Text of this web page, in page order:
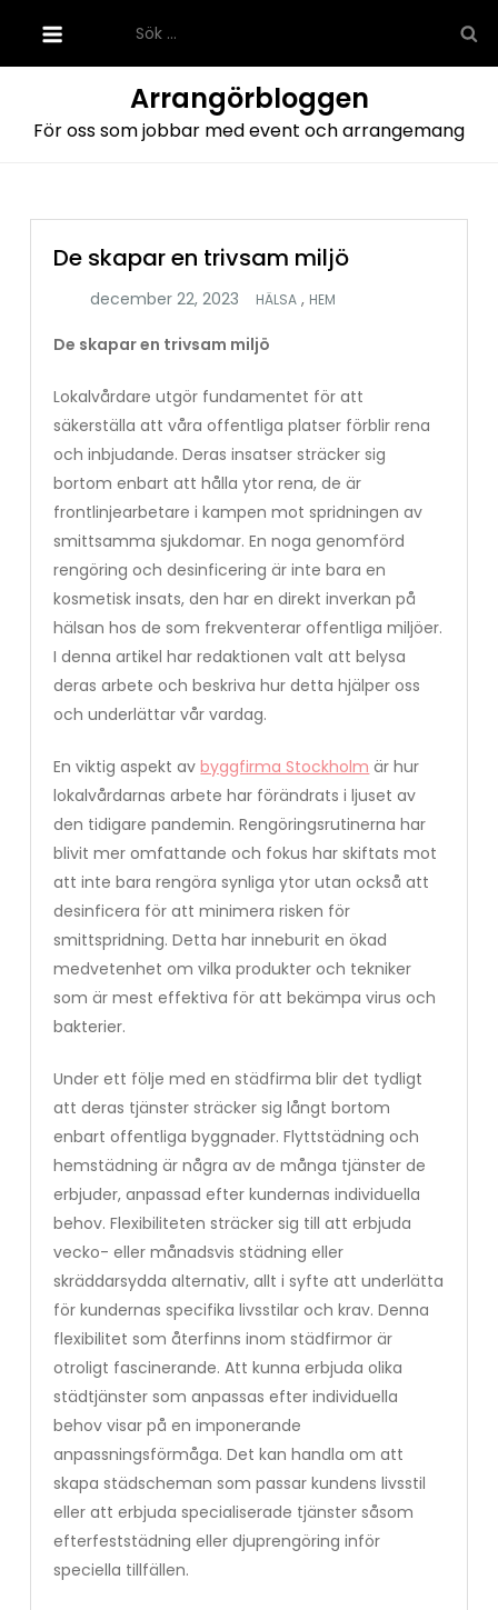
innehåll
efter:
Arrangörbloggen
För oss som jobbar med event och arrangemang
De skapar en trivsam miljö
HÄLSA , HEM
De skapar en trivsam miljö
Lokalvårdare utgör fundamentet för att
säkerställa att våra offentliga platser förblir rena
och inbjudande. Deras insatser sträcker sig
bortom enbart att hålla ytor rena, de är
frontlinjearbetare i kampen mot spridningen av
smittsamma sjukdomar. En noga genomförd
rengöring och desinficering är inte bara en
kosmetisk insats, den har en direkt inverkan på
hälsan hos de som frekventerar offentliga miljöer.
I denna artikel har redaktionen valt att belysa
deras arbete och beskriva hur detta hjälper oss
och underlättar vår vardag.
En viktig aspekt avbyggfirma Stockholm är hur
lokalvårdarnas arbete har förändrats i ljuset av
den tidigare pandemin. Rengöringsrutinerna har
blivit mer omfattande och fokus har skiftats mot
att inte bara rengöra synliga ytor utan också att
desinficera för att minimera risken för
smittspridning. Detta har inneburit en ökad
medvetenhet om vilka produkter och tekniker
som är mest effektiva för att bekämpa virus och
bakterier.
Under ett följe med en städfirma blir det tydligt
att deras tjänster sträcker sig långt bortom
enbart offentliga byggnader. Flyttstädning och
hemstädning är några av de många tjänster de
erbjuder, anpassad efter kundernas individuella
behov. Flexibiliteten sträcker sig till att erbjuda
vecko- eller månadsvis städning eller
skräddarsydda alternativ, allt i syfte att underlätta
för kundernas specifika livsstilar och krav. Denna
flexibilitet som återfinns inom städfirmor är
otroligt fascinerande. Att kunna erbjuda olika
städtjänster som anpassas efter individuella
behov visar på en imponerande
anpassningsförmåga. Det kan handla om att
skapa städscheman som passar kundens livsstil
eller att erbjuda specialiserade tjänster såsom
efterfeststädning eller djuprengöring inför
speciella tillfällen.